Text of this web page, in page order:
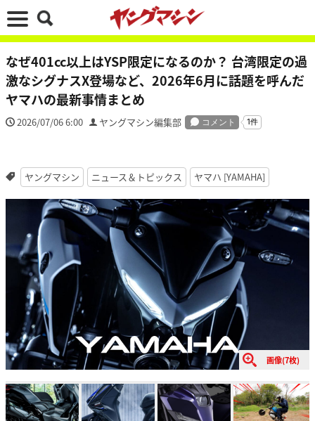
なぜ401cc以上はYSP限定になるのか？ 台湾限定の過
激なシグナスX登場など、2026年6月に話題を呼んだ
ヤマハの最新事情まとめ
2026/07/06 6:00 ヤングマシン編集部
ヤングマシン ニュース＆トピックス ヤマハ [YAMAHA]
画像(7枚)